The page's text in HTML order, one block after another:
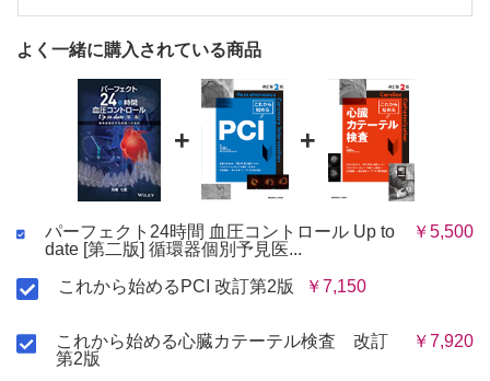
3）心エコー
脳バイオマーカー
第12章 降圧ストラテジー
時間療法（クロノセラピー）
食塩制限
薬物治療
第13章 降圧薬の24 時間降圧特性
利尿薬
アムロジピン
ニフェジピン
アゼルニジピン
バルサルタン
テルミサルタン
"気温感受性高血圧"と血圧モーニングサージ
早朝リスクのメカニズム
止血血栓異常と血圧モーニングサージ
過度の血圧モーニングサージの血管メカニズム
第6章 夜間高血圧
夜間血圧のnon-dipper/riser
心血管リスク
臓器障害とフレイル
夜間高血圧のメカニズム 87
関連症状
よく一緒に購入されている商品
+ +
パーフェクト24時間 血圧コントロール Up to
date [第二版] 循環器個別予見医...
￥5,500
これから始めるPCI 改訂第2版 ￥7,150
これから始める心臓カテーテル検査 改訂
第2版
￥7,920